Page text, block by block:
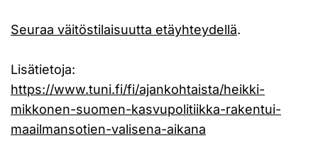
Seuraa väitöstilaisuutta etäyhteydellä.
Lisätietoja:
https://www.tuni.fi/fi/ajankohtaista/heikki-
mikkonen-suomen-kasvupolitiikka-rakentui-
maailmansotien-valisena-aikana